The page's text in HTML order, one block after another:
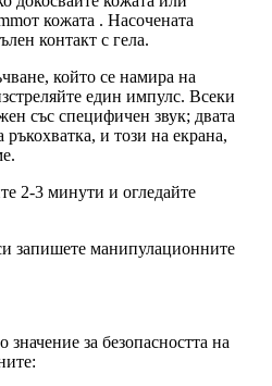
кожата . Насочената
контакт с гела.
който се намира на
един импулс. Всеки
със специфичен звук; двата
и този на екрана,
2-3 минути и огледайте
запишете манипулационните
значение за безопасността на